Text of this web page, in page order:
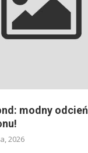
modny
2026